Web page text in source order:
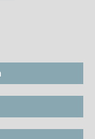
Dokumente